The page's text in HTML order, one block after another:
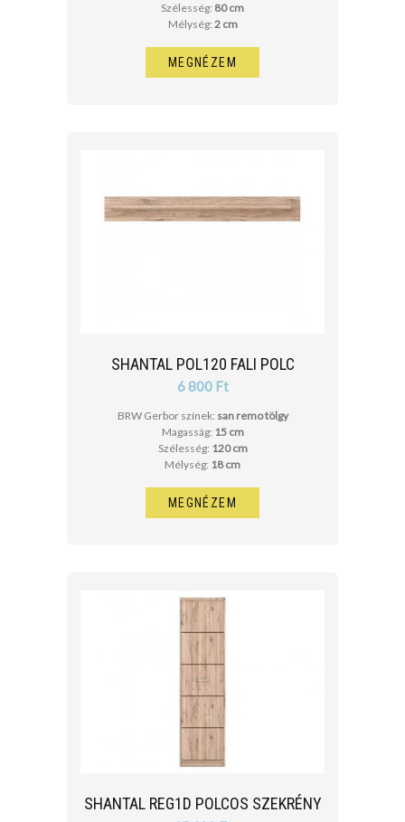
Szélesség: 80 cm
Mélység: 2 cm
MEGNÉZEM
SHANTAL POL120 FALI POLC
6 800 Ft
BRW Gerbor színek: san remo tölgy
Magasság: 15 cm
Szélesség: 120 cm
Mélység: 18 cm
MEGNÉZEM
SHANTAL REG1D POLCOS SZEKRÉNY